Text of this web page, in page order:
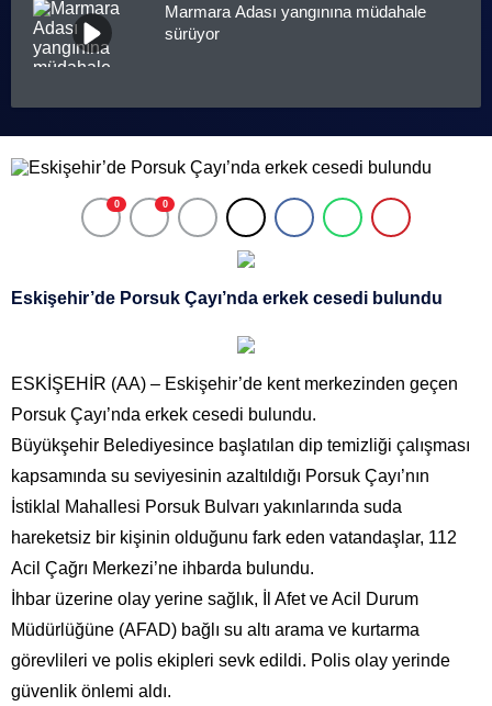
Marmara Adası yangınına müdahale
sürüyor
0 0
Eskişehir’de Porsuk Çayı’nda erkek cesedi bulundu
ESKİŞEHİR (AA) – Eskişehir’de kent merkezinden geçen
Porsuk Çayı’nda erkek cesedi bulundu.
Büyükşehir Belediyesince başlatılan dip temizliği çalışması
kapsamında su seviyesinin azaltıldığı Porsuk Çayı’nın
İstiklal Mahallesi Porsuk Bulvarı yakınlarında suda
hareketsiz bir kişinin olduğunu fark eden vatandaşlar, 112
Acil Çağrı Merkezi’ne ihbarda bulundu.
İhbar üzerine olay yerine sağlık, İl Afet ve Acil Durum
Müdürlüğüne (AFAD) bağlı su altı arama ve kurtarma
görevlileri ve polis ekipleri sevk edildi. Polis olay yerinde
güvenlik önlemi aldı.